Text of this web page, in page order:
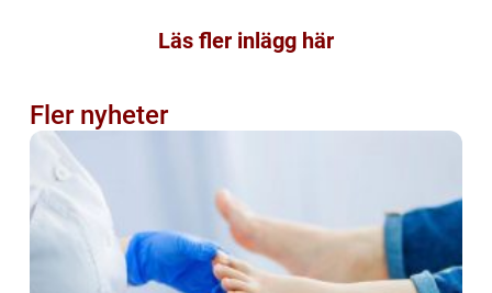
Läs fler inlägg här
Fler nyheter